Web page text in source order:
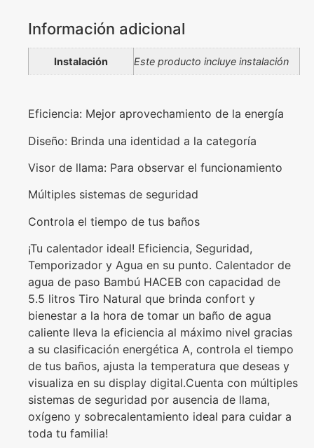
Información adicional
Instalación Este producto incluye instalación
Eficiencia: Mejor aprovechamiento de la energía
Diseño: Brinda una identidad a la categoría
Visor de llama: Para observar el funcionamiento
Múltiples sistemas de seguridad
Controla el tiempo de tus baños
¡Tu calentador ideal! Eficiencia, Seguridad,
Temporizador y Agua en su punto. Calentador de
agua de paso Bambú HACEB con capacidad de
5.5 litros Tiro Natural que brinda confort y
bienestar a la hora de tomar un baño de agua
caliente lleva la eficiencia al máximo nivel gracias
a su clasificación energética A, controla el tiempo
de tus baños, ajusta la temperatura que deseas y
visualiza en su display digital.Cuenta con múltiples
sistemas de seguridad por ausencia de llama,
oxígeno y sobrecalentamiento ideal para cuidar a
toda tu familia!